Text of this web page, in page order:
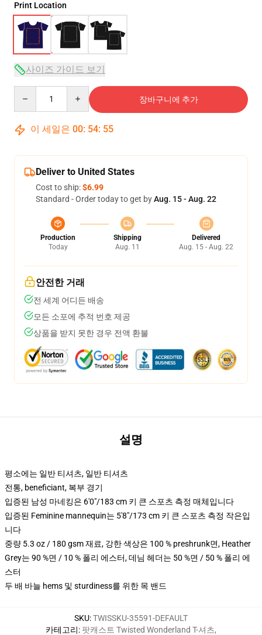
Print Location
사이즈 가이드 보기
장바구니에 추가
이 세일은 00: 54: 54
Deliver to United States
Cost to ship:$6.99
Standard - Order today to get byAug. 15 - Aug. 22
Production
Today
Shipping
Aug. 11
Delivered
Aug. 15 - Aug. 22
안전한 거래
전 세계 어디든 배송
모든 소포에 추적 번호 제공
상품을 받지 못한 경우 전액 환불
설명
평소에는 일반 티셔츠, 일반 티셔츠
전통, beneficiant, 복부 경기
입증된 남성 마네킹은 6'0"/183 cm 키 큰 스포츠 측정 매체입니다
입증된 Feminine mannequin는 5'8"/173 cm 키 큰 스포츠 측정 작은입
니다
중량 5.3 oz / 180 gsm 재료, 강한 색상은 100 % preshrunk면, Heather
Grey는 90 %면 / 10 % 폴리 에스터, 데님 헤더는 50 %면 / 50 % 폴리 에
스터
두 배 바늘 hems 및 sturdiness를 위한 목 밴드
SKU:TWISSKU-35591-DEFAULT
카테고리: 팟캐스트 Twisted Wonderland T-셔츠,